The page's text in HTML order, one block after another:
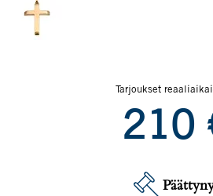
Tarjoukset
210